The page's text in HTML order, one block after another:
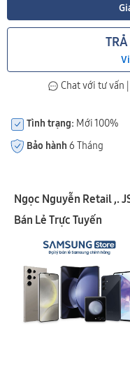
Chat với tư vấn |
Tình trạng: Mới 100%
Bảo hành 6 Tháng
Ngọc Nguyễn Retail ,.
Bán Lẻ Trực Tuyến